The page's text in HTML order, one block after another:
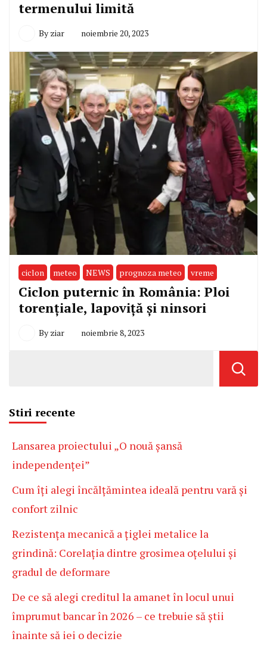
termenului limită
By ziar noiembrie 20, 2023
ciclon meteo NEWS prognoza meteo vreme
Ciclon puternic în România: Ploi
torențiale, lapoviță și ninsori
By ziar noiembrie 8, 2023
Stiri recente
Lansarea proiectului „O nouă șansă
independenței”
Cum îți alegi încălțămintea ideală pentru vară și
confort zilnic
Rezistența mecanică a țiglei metalice la
grindină: Corelația dintre grosimea oțelului și
gradul de deformare
De ce să alegi creditul la amanet în locul unui
împrumut bancar în 2026 – ce trebuie să știi
înainte să iei o decizie